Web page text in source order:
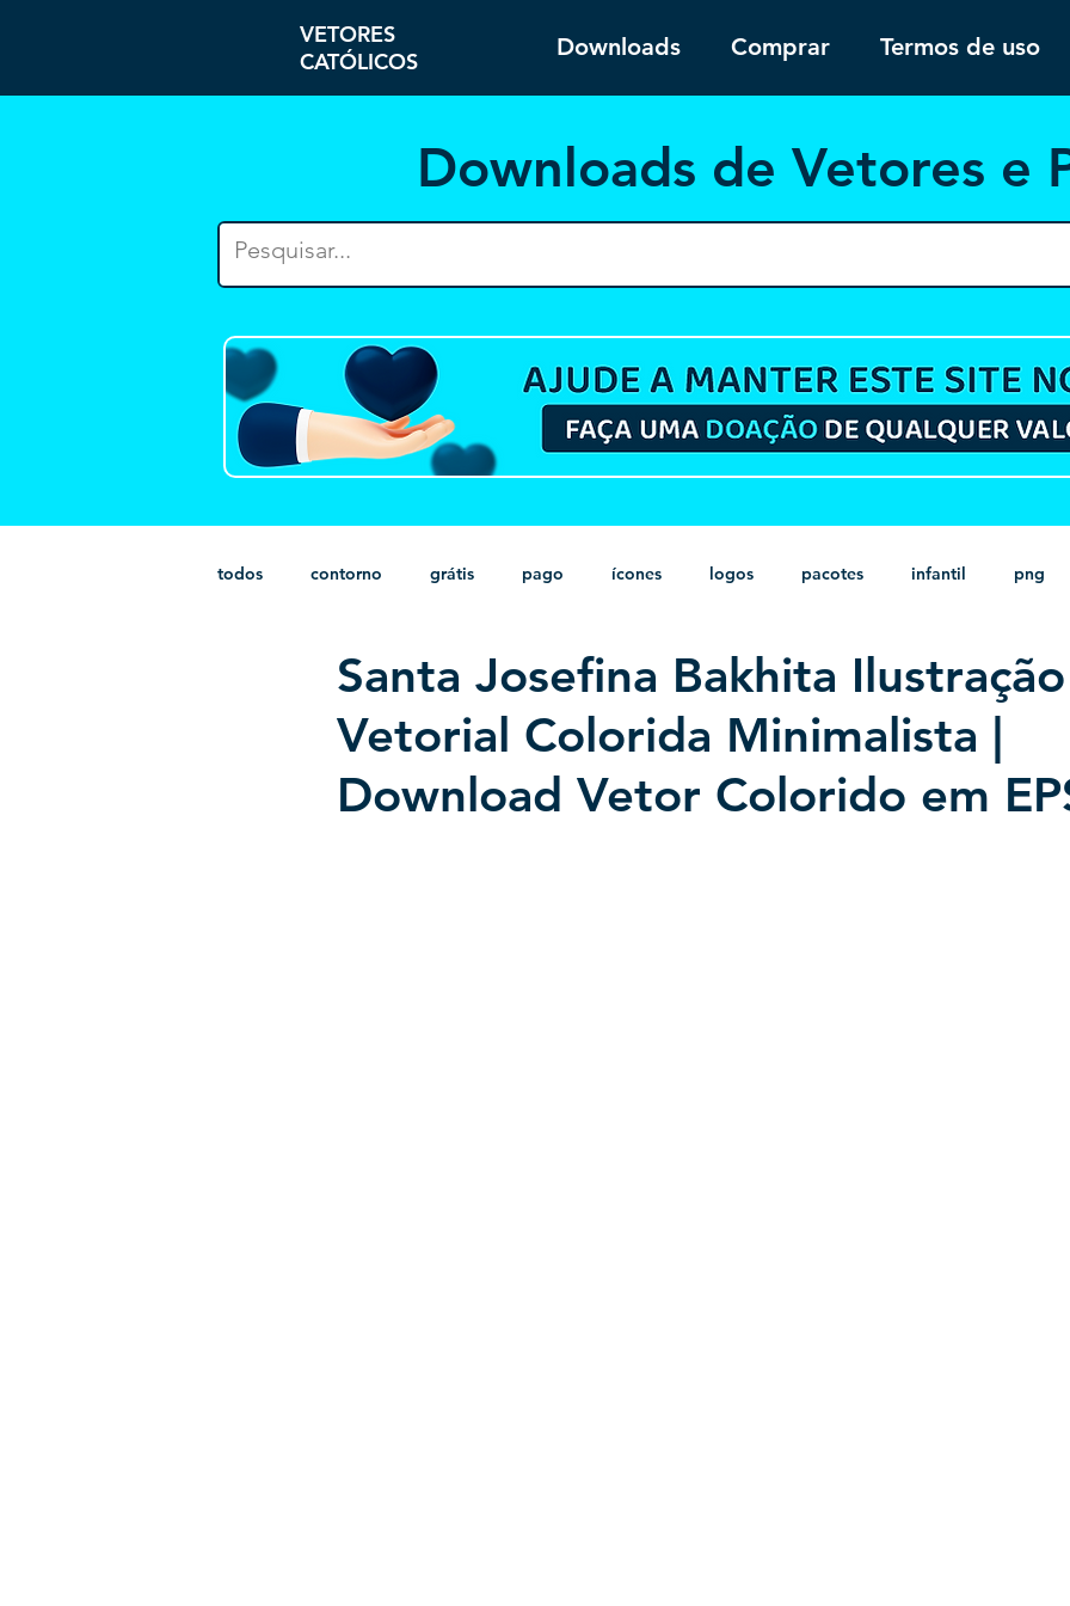
VETORES
CATÓLICOS
Downloads Comprar Termos de uso
Downloads de Vetores e
todos contorno grátis pago ícones logos pacotes infantil png
monocromático vetor estampas sem fundo HD minimalista psd
Santa Josefina Bakhita Ilustração
Vetorial Colorida Minimalista |
Download Vetor Colorido em